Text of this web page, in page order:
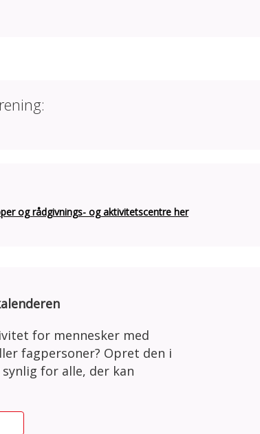
og rådgivnings- og aktivitetscentre her
for mennesker med
fagpersoner? Opret den i
for alle, der kan